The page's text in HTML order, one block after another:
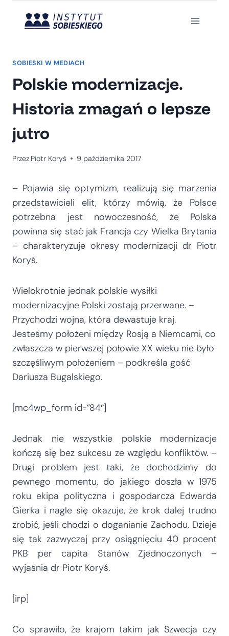
SOBIESKI W MEDIACH
Polskie modernizacje.
Historia zmagań o lepsze
jutro
Przez Piotr Koryś 9 października 2017
– Pojawia się optymizm, realizują się marzenia
przedstawicieli elit, którzy mówią, że Polsce
potrzebna jest nowoczesność, że Polska
powinna się stać jak Francja czy Wielka Brytania
– charakteryzuje okresy modernizacji dr Piotr
Koryś.
Wielokrotnie jednak polskie wysiłki
modernizacyjne Polski zostają przerwane. –
Przychodzi wojna, która dewastuje kraj.
Jesteśmy położeni między Rosją a Niemcami, co
zwłaszcza w pierwszej połowie XX wieku nie było
szczęśliwym położeniem – podkreśla gość
Dariusza Bugalskiego.
[mc4wp_form id=”84″]
Jednak nie wszystkie polskie modernizacje
kończą się bez sukcesu ze względu konfliktów. –
Drugi problem jest taki, że dochodzimy do
pewnego momentu, do jakiego doszła w 1975
roku ekipa polityczna i gospodarcza Edwarda
Gierka i nagle się okazuje, że krok dalej trudno
zrobić, jeśli chodzi o doganianie Zachodu. Dzieje
się tak zazwyczaj przy osiągnięciu 40 procent
PKB per capita Stanów Zjednoczonych –
wyjaśnia dr Piotr Koryś.
[irp]
Co sprawiło, że krajom takim jak Szwecja czy